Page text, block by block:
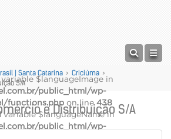
$languageImage in
public_html/wp-
functions.php on line438
variable $languageName in
public_html/wp-
| Santa Catarina > Criciúma >
S/A
e Distribuição S/A